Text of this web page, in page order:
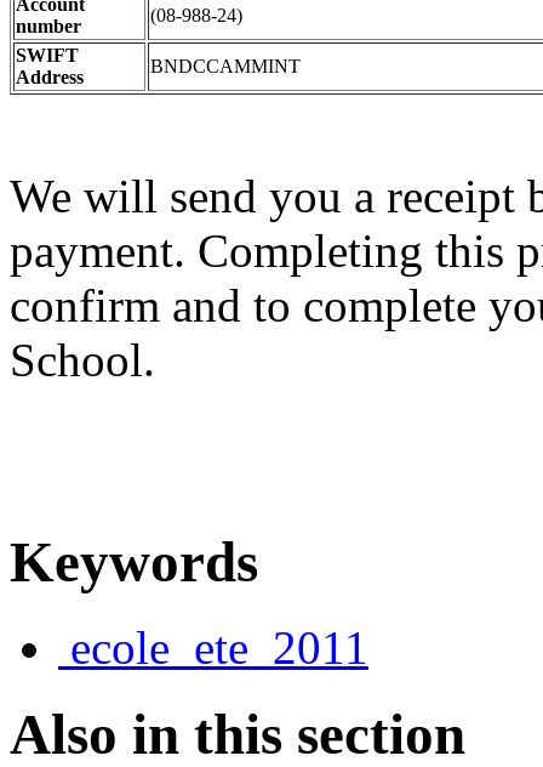
Account
number
(08-988-24)
SWIFT
Address
BNDCCAMMINT
We will send you a receipt
payment. Completing this
confirm and to complete
School.
Keywords
ecole_ete_2011
Also in this section